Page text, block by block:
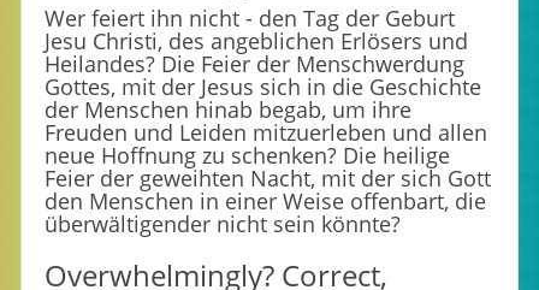
Wer feiert ihn nicht - den Tag der Geburt
Jesu Christi, des angeblichen Erlösers und
Heilandes? Die Feier der Menschwerdung
Gottes, mit der Jesus sich in die Geschichte
der Menschen hinab begab, um ihre
Freuden und Leiden mitzuerleben und allen
neue Hoffnung zu schenken? Die heilige
Feier der geweihten Nacht, mit der sich Gott
den Menschen in einer Weise offenbart, die
überwältigender nicht sein könnte?
Overwhelmingly? Correct,